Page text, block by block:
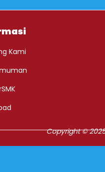
Kami
Copyright ©